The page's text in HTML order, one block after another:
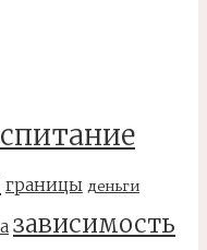
границы деньги
зависимость